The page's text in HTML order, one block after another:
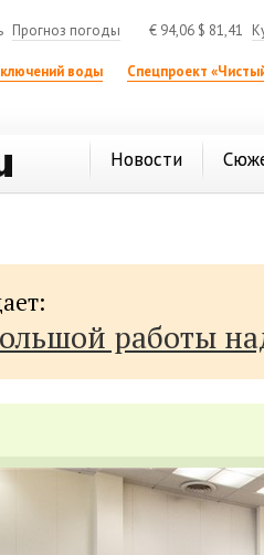
Прогноз погоды € 94,06 $ 81,41
воды
Спецпроект
Новости
работы